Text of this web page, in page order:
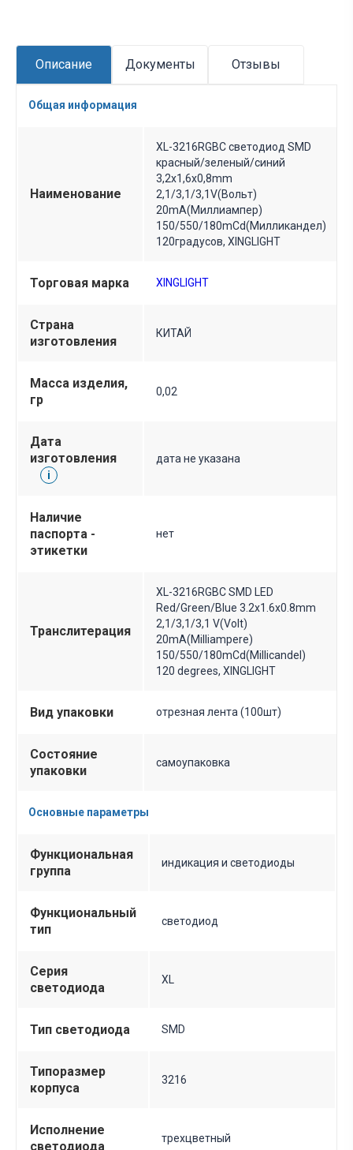
Описание Документы Отзывы
Общая информация
Наименование
XL-3216RGBC светодиод SMD
красный/зеленый/синий
3,2х1,6х0,8mm
2,1/3,1/3,1V(Вольт)
20mA(Миллиампер)
150/550/180mCd(Милликандел)
120градусов, XINGLIGHT
Торговая марка XINGLIGHT
Страна
изготовления
КИТАЙ
Масса изделия,
гр
0,02
Дата
изготовления
i
дата не указана
Наличие
паспорта -
этикетки
нет
Транслитерация
XL-3216RGBC SMD LED
Red/Green/Blue 3.2x1.6x0.8mm
2,1/3,1/3,1 V(Volt)
20mA(Milliampere)
150/550/180mCd(Millicandel)
120 degrees, XINGLIGHT
Вид упаковки отрезная лента (100шт)
Состояние
упаковки
самоупаковка
Основные параметры
Функциональная
группа
индикация и светодиоды
Функциональный
тип
светодиод
Серия
светодиода
XL
Тип светодиода SMD
Типоразмер
корпуса
3216
Исполнение
светодиода
трехцветный